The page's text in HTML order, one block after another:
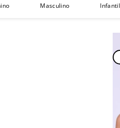
Masculino Infantil